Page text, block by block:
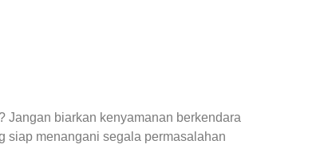
Jangan biarkan kenyamanan berkendara
siap menangani segala permasalahan